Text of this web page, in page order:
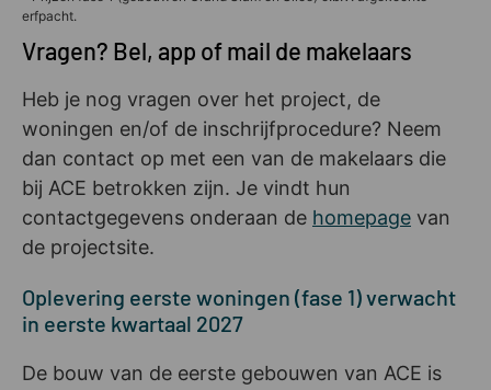
erfpacht.
Vragen? Bel, app of mail de makelaars
Heb je nog vragen over het project, de
woningen en/of de inschrijfprocedure? Neem
dan contact op met een van de makelaars die
bij ACE betrokken zijn. Je vindt hun
contactgegevens onderaan de homepage van
de projectsite.
Oplevering eerste woningen (fase 1) verwacht
in eerste kwartaal 2027
De bouw van de eerste gebouwen van ACE is